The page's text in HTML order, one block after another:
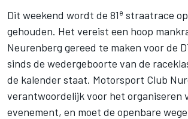
Dit weekend wordt de 81e straatrace
gehouden. Het vereist een hoop
Neurenberg gereed te maken voor de
sinds de wedergeboorte van de
de kalender staat. Motorsport Club
verantwoordelijk voor het organiseren
evenement, en moet de openbare